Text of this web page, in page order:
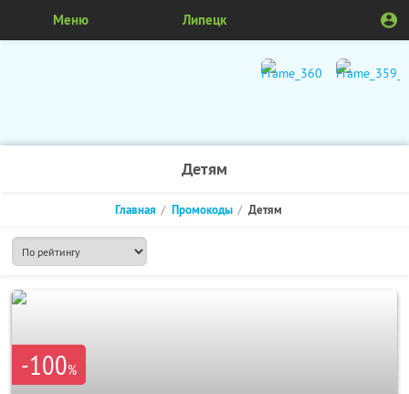
Меню Липецк
Детям
Главная Промокоды Детям
-100%